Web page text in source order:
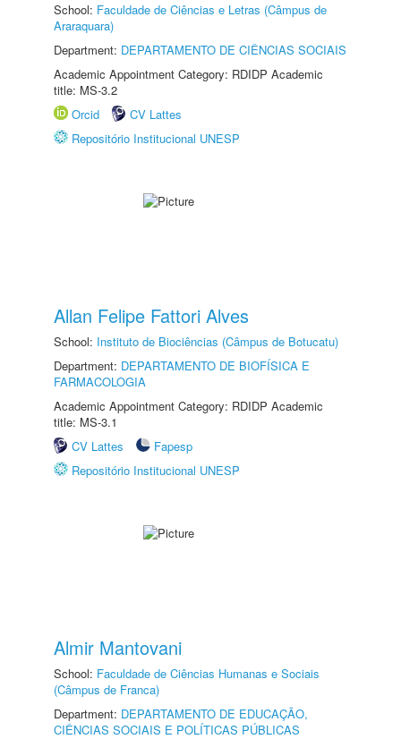
School: Faculdade de Ciências e Letras (Câmpus de
Araraquara)
Department: DEPARTAMENTO DE CIÊNCIAS SOCIAIS
Academic Appointment Category: RDIDP Academic
title: MS-3.2
Orcid
CV Lattes
Repositório Institucional UNESP
Allan Felipe Fattori Alves
School: Instituto de Biociências (Câmpus de Botucatu)
Department: DEPARTAMENTO DE BIOFÍSICA E
FARMACOLOGIA
Academic Appointment Category: RDIDP Academic
title: MS-3.1
CV Lattes
Fapesp
Repositório Institucional UNESP
Almir Mantovani
School: Faculdade de Ciências Humanas e Sociais
(Câmpus de Franca)
Department: DEPARTAMENTO DE EDUCAÇÃO,
CIÊNCIAS SOCIAIS E POLÍTICAS PÚBLICAS